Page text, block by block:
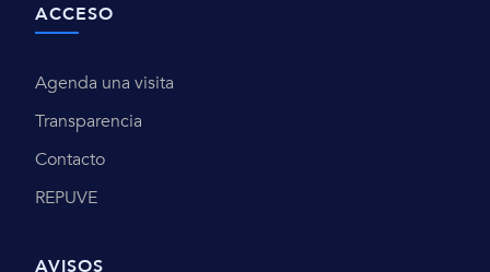
ACCESO
Agenda una visita
Transparencia
Contacto
REPUVE
AVISOS